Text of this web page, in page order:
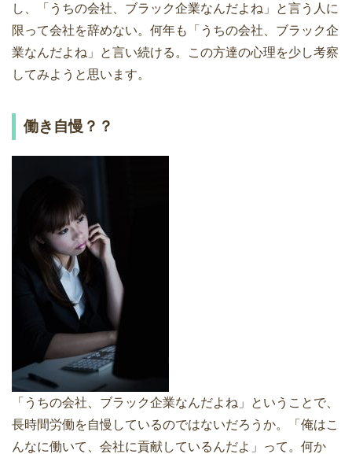
し、「うちの会社、ブラック企業なんだよね」と言う人に
限って会社を辞めない。何年も「うちの会社、ブラック企
業なんだよね」と言い続ける。この方達の心理を少し考察
してみようと思います。
働き自慢？？
「うちの会社、ブラック企業なんだよね」ということで、
長時間労働を自慢しているのではないだろうか。「俺はこ
んなに働いて、会社に貢献しているんだよ」って。何か